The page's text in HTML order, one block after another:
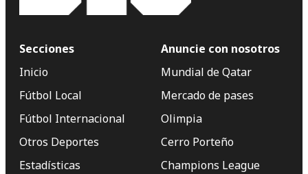
Secciones
Inicio
Fútbol Local
Fútbol Internacional
Otros Deportes
Estadísticas
Anuncie con nosotros
Mundial de Qatar
Mercado de pases
Olimpia
Cerro Porteño
Champions League